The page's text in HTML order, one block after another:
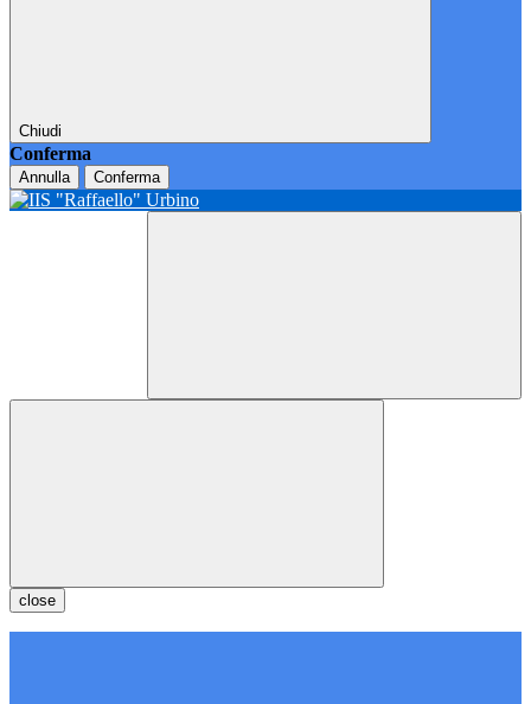
Chiudi
Conferma
Annulla Conferma
close